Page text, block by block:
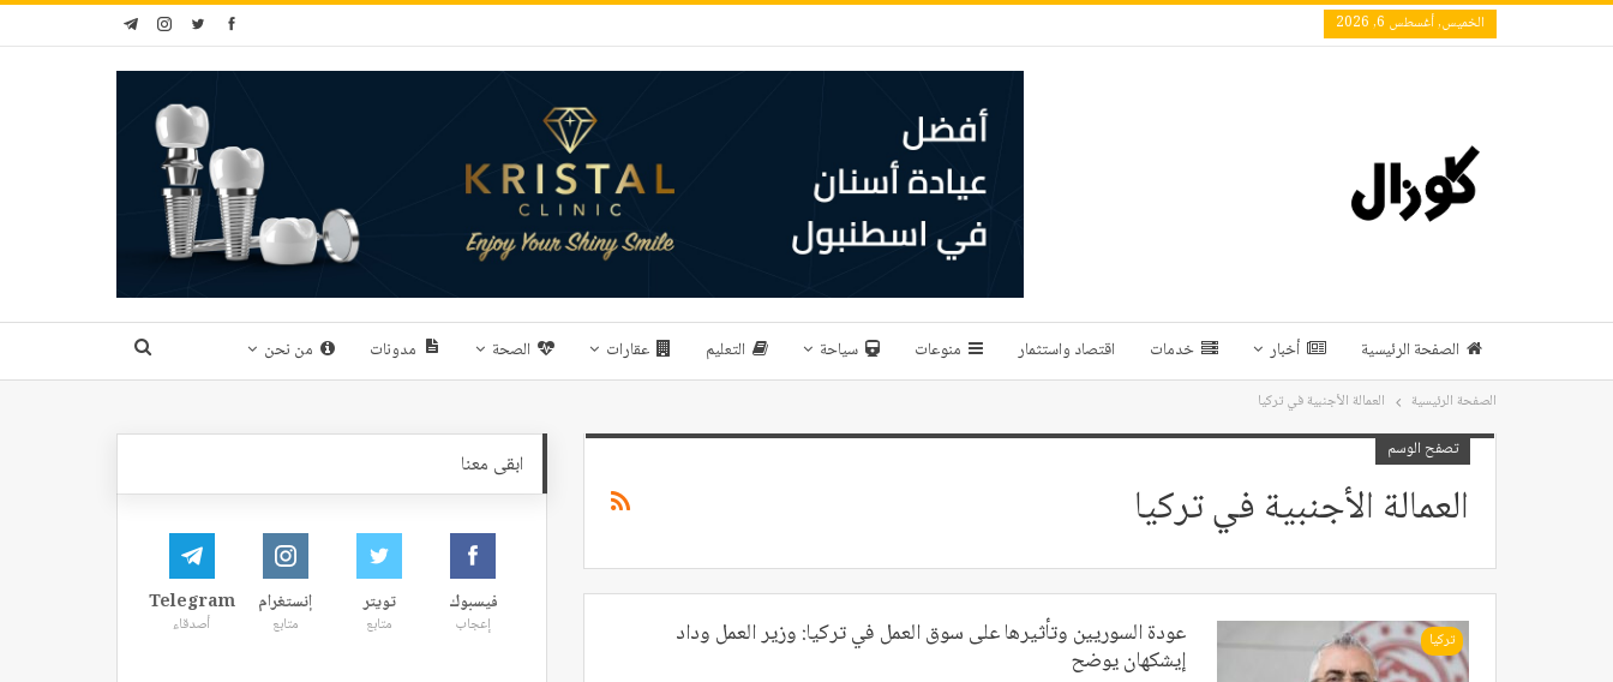
الخميس, أغسطس 6, 2026
الصفحة الرئيسية أخبار خدمات اقتصاد واستثمار منوعات سياحة التعليم عقارات الصحة مدونات من نحن
الصفحة الرئيسية العمالة الأجنبية في تركيا
تصفح الوسم
العمالة الأجنبية في تركيا
تركيا عودة السوريين وتأثيرها على سوق العمل في تركيا: وزير العمل وداد
إيشكهان يوضح
ابقى معنا
فيسبوك
إعجاب
تويتر
متابع
إنستغرام
متابع
Telegram
أصدقاء